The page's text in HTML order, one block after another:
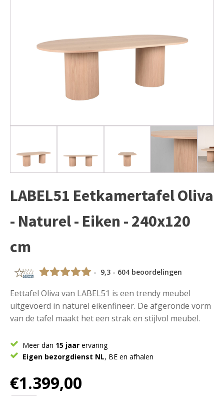
LABEL51 Eetkamertafel Oliva
- Naturel - Eiken - 240x120
cm
- 9,3 - 604 beoordelingen
Eettafel Oliva van LABEL51 is een trendy meubel
uitgevoerd in naturel eikenfineer. De afgeronde vorm
van de tafel maakt het een strak en stijlvol meubel.
Meer dan 15 jaar ervaring
Eigen bezorgdienst NL, BE en afhalen
€1.399,00